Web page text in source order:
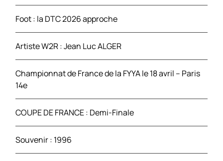
:Foot : la DTC 2026 approche
Artiste W2R : Jean Luc ALGER
Championnat de France de la FYYA le 18 avril – Paris
14e
COUPE DE FRANCE : Demi-Finale
Souvenir : 1996